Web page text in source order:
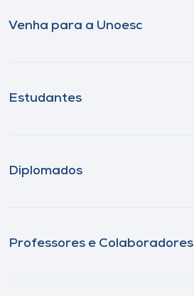
Venha para a Unoesc
Estudantes
Diplomados
Professores e Colaboradores